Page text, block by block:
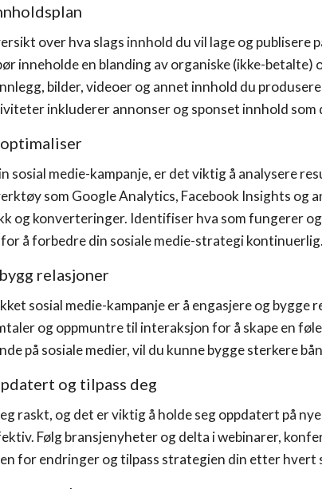
over hva slags innhold du vil lage og publisere
inneholde en blanding av organiske (ikke-
bilder, videoer og annet innhold du
inkluderer annonser og sponset innhold som
sosial medie-kampanje, er det viktig å analysere
som Google Analytics, Facebook Insights og
og konverteringer. Identifiser hva som fungerer
å forbedre din sosiale medie-strategi kontinuerlig.
relasjoner
sosial medie-kampanje er å engasjere og bygge
og oppmuntre til interaksjon for å skape en
på sosiale medier, vil du kunne bygge sterkere
og tilpass deg
raskt, og det er viktig å holde seg oppdatert på
Følg bransjenyheter og delta i webinarer,
for endringer og tilpass strategien din etter hvert